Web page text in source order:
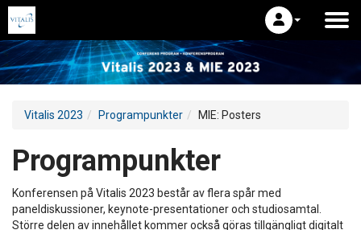
Vitalis 2023 Programpunkter MIE: Posters
Programpunkter
Konferensen på Vitalis 2023 består av flera spår med
paneldiskussioner, keynote-presentationer och studiosamtal.
Större delen av innehållet kommer också göras tillgängligt digitalt